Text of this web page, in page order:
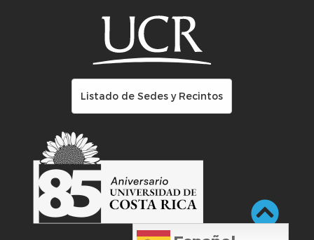
Listado de Sedes y Recintos